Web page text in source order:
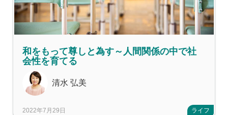
和をもって尊しと為す～人間関係の中で社
会性を育てる
清水 弘美
2022年7月29日 ライフ